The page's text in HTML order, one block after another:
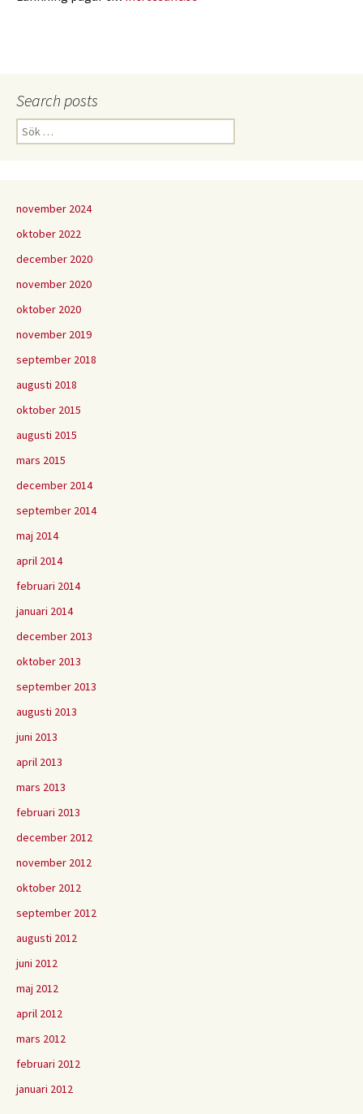
Search posts
Sök
efter:
november 2024
oktober 2022
december 2020
november 2020
oktober 2020
november 2019
september 2018
augusti 2018
oktober 2015
augusti 2015
mars 2015
december 2014
september 2014
maj 2014
april 2014
februari 2014
januari 2014
december 2013
oktober 2013
september 2013
augusti 2013
juni 2013
april 2013
mars 2013
februari 2013
december 2012
november 2012
oktober 2012
september 2012
augusti 2012
juni 2012
maj 2012
april 2012
mars 2012
februari 2012
januari 2012